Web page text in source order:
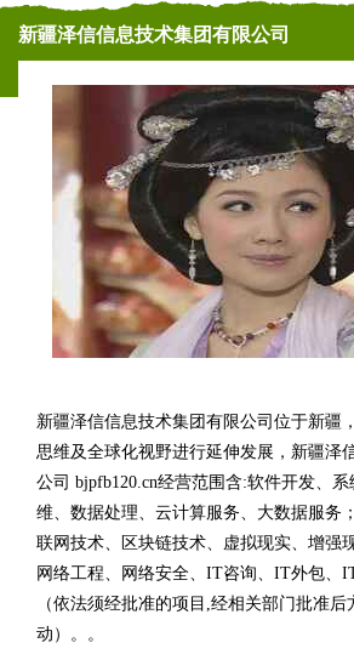
新疆泽信信息技术集团有限公司
新疆泽信信息技术集团有限公司位于新疆
思维及全球化视野进行延伸发展，新疆泽
公司 bjpfb120.cn经营范围含:软件开发、
维、数据处理、云计算服务、大数据服务
联网技术、区块链技术、虚拟现实、增强
网络工程、网络安全、IT咨询、IT外包、
（依法须经批准的项目,经相关部门批准
动）。。